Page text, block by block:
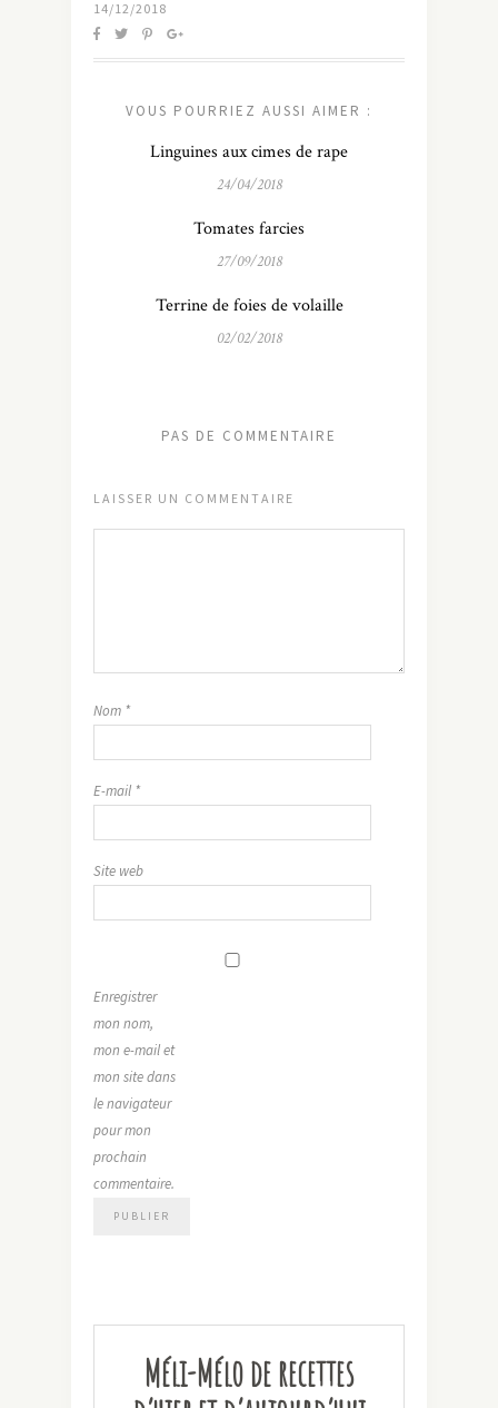
14/12/2018
VOUS POURRIEZ AUSSI AIMER :
Linguines aux cimes de rape
24/04/2018
Tomates farcies
27/09/2018
Terrine de foies de volaille
02/02/2018
PAS DE COMMENTAIRE
LAISSER UN COMMENTAIRE
Nom *
E-mail *
Site web
Enregistrer
mon nom,
mon e-mail et
mon site dans
le navigateur
pour mon
prochain
commentaire.
Méli-Mélo de recettes